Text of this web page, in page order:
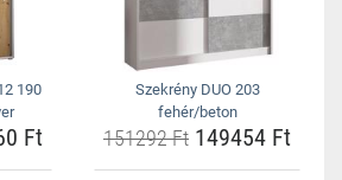
190
Ft
Szekrény DUO 203
fehér/beton
151292 Ft 149454 Ft